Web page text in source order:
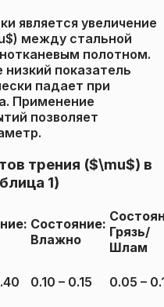
является увеличение
между стальной
полотном.
показатель
падает при
Применение
позволяет
трения ($\mu$) в
1)
Состояние:
Влажно
Грязь/
Шлам
0.10 – 0.15 0.05 –